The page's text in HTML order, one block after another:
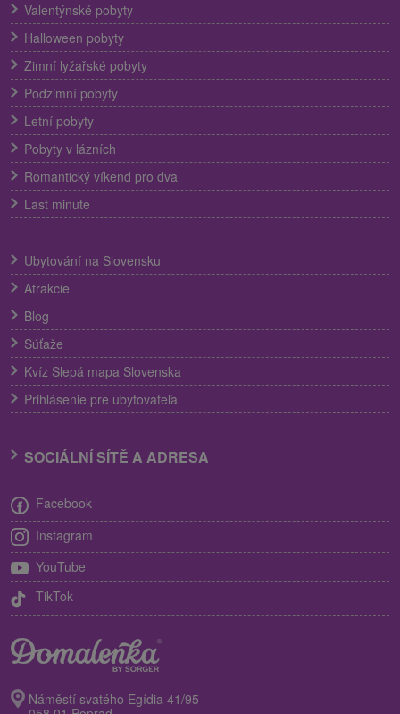
Valentýnské pobyty
Halloween pobyty
Zimní lyžařské pobyty
Podzimní pobyty
Letní pobyty
Pobyty v lázních
Romantický víkend pro dva
Last minute
Ubytování na Slovensku
Atrakcie
Blog
Súťaže
Kvíz Slepá mapa Slovenska
Prihlásenie pre ubytovateľa
SOCIÁLNÍ SÍTĚ A ADRESA
Facebook
Instagram
YouTube
TikTok
Náměstí svatého Egídia 41/95